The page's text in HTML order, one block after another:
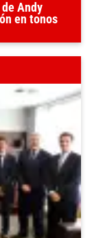
Andy
en tonos